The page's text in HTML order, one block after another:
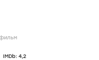
IMDb: 4,2